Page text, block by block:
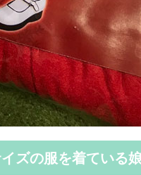
ズの服を着ている